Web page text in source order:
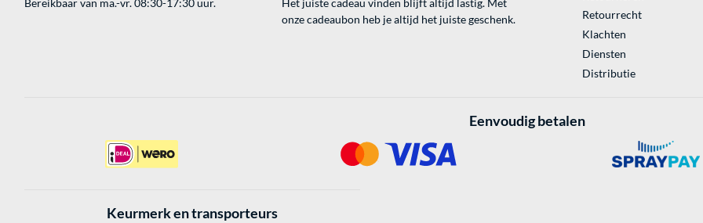
Bereikbaar van ma.-vr. 08:30-17:30 uur.
Het juiste cadeau vinden blijft altijd lastig. Met
onze cadeaubon heb je altijd het juiste geschenk.
Retourrecht
Klachten
Diensten
Distributie
Eenvoudig betalen
Keurmerk en transporteurs